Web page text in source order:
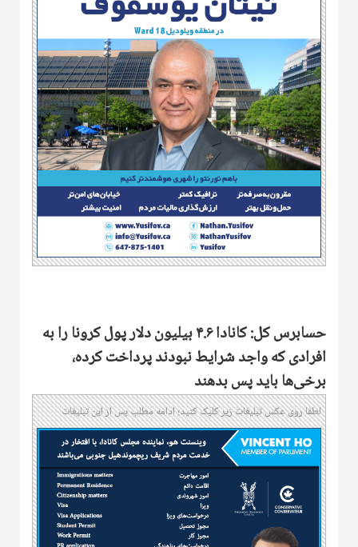
حسابرس کل: کانادا ۴.۶ بیلیون دلار پول کرونا را به
افرادی که واجد شرایط نبودند پرداخت کرده،
برخی‌ها باید پس بدهند
لطفا روی عکس تبلیغات زیر کلیک کنید؛ ادامه مطلب پس از این تبلیغات